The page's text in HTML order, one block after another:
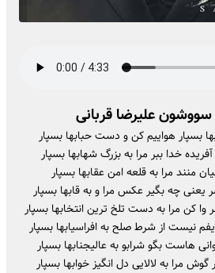
علیرضا قربانی
بسپار هواییم کن و دست حبابها بسپار
خدا ببر مرا به بزرگ شهابها بسپار
منند مرا به قلعه امن عقابها بسپار
چه بگیر عکس مرا و به قابها بسپار
کن مرا به دست تلخ ترین انتخابها بسپار
نیست از شرط صلح به افراسیابها بسپار
هاست بگو شرابو به عالیجنابها بسپار
مرا به لالایی دل انگیز خوابها بسپار